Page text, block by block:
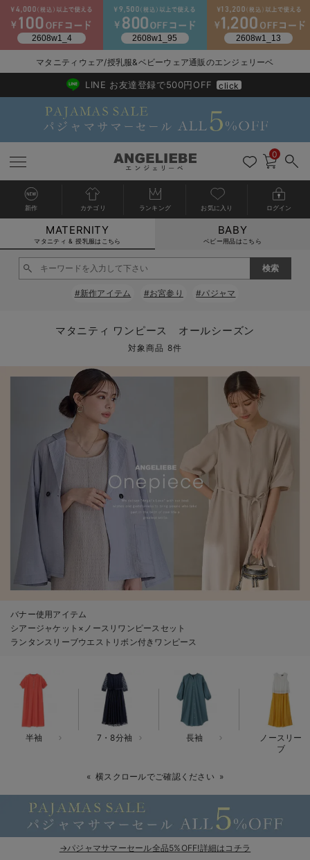
マタニティウェア全て
マタニティ ワンピース
マタニティ トップス
マタニティ アウター（コート）・ママコート
マタニティ 下着・インナー全て
授乳ブラ・マタニティブラ（マタニティインナー・産後用品）
マタニティ 授乳 キャミソール
産褥ショーツ
骨盤・マタニティベルト （妊娠中・産後）
産後 ガードル インナー
マタニティ 腹巻き
授乳服全て
マタニティ フォーマル全て
マタニティ スーツ
マタニティ ドレス（結婚式・お呼ばれ）
マタニティ フォーマル パンツ・ボトムス
授乳用品全て
妊婦用 抱き枕・授乳クッション
マタニティレッグウェア全て
マタニティストッキング・タイツ
マタニティ ボディケア全て
アウトレット全て
【アウトレット】ワンピース
【アウトレット】パジャマ
【アウトレット】インナー
【アウトレット】ベビー
特集全て
コットン素材
接触冷感素材
Tシャツブラ
ブラトップ
親子セット
快適機能ウェア特集 トップス
快適機能ウェア特集 ボトムス
erbaviva（エルバビーバ）
ハレの日に着るANGELIEBEのセレモニー
買って正解！高評価レビューアイテム
冬に可愛いニットがお得！
親子コーデ｜ママとベビーにおすすめ！
便利な育児家電
Gift Selection 出産祝い
再入荷全て
再入荷｜インナー
戻る
送料無料アイテム全て
ワンピース
スカート
パジャマ
インナー
ベビー
戻る
ブラキャミ おまとめ
MAX55%OFF ブラック
戻る
【37周年祭セール】
【37周年祭セール】
戻る
気温差別オススメア
【15℃】3月下旬～
戻る
動きやすく着回しで
戻る
強撚スムース(コスパ
戻る
マタニティウェア
【おまとめ割】パジ
戻る
こだわりの履き心地
カジュアル
オフィス
戻る
ジャケット派
きれいめ美脚パンツ派
ツィード派
王道シンプル派
セットアップ派
戻る
出産準備応援割全て
マタニティパジャマ
戻る
【オフィスカジュア
戻る
レギンスタイプ
戻る
【フォーマル】ワン
戻る
【ベビー】長袖
戻る
ハンカチ
短肌着
セット
戻る
快適ウェア10%OFF
快適ウェア10%OFF
戻る
春のマタニティワン
セットアップ・ レイ
ジャンパースカート/
ワーク・オフィス
カジュアル
フォーマル / オケー
あったかアイテム｜
戻る
Gift Selection 出産
〜3,000円（税込）
10,001円（税込）〜
女の子におススメの
男の子におススメの
もらって嬉しいギフト
かわいくておもしろ
何枚あっても嬉しい
長く使えるアイテム
戻る
冬の冷え対策インナ
薄くてあったか
保温&リカバリー
レギンス・タイツ
カップ付きインナー
あったか度◎
裏起毛素材
戻る
入院準備の持ち物チ
入院してすぐ使うグ
戻る
冬のあったか特集全て
【冬のあったか特集
【冬のあったか特集
マタニティウェア/授乳服&ベビーウェア通販のエンジェリーベ
2026/NewArrival
送料495円(一部地域を除く) 7,700円以上で送料無料
LINE お友達登録で500円OFF click
0
新作 カテゴリ ランキング お気に入り ログイン
MATERNITY
マタニティ & 授乳服はこちら
BABY
ベビー用品はこちら
#新作アイテム #お宮参り #パジャマ
マタニティ ワンピース オールシーズン
対象商品 8件
バナー使用アイテム
シアージャケット×ノースリワンピースセット
ランタンスリーブウエストリボン付きワンピース
半袖 7・8分袖 長袖
ノースリー
ブ
横スクロールでご確認ください
→パジャマサマーセール全品5%OFF!詳細はコチラ
カートに入れる
閉じる